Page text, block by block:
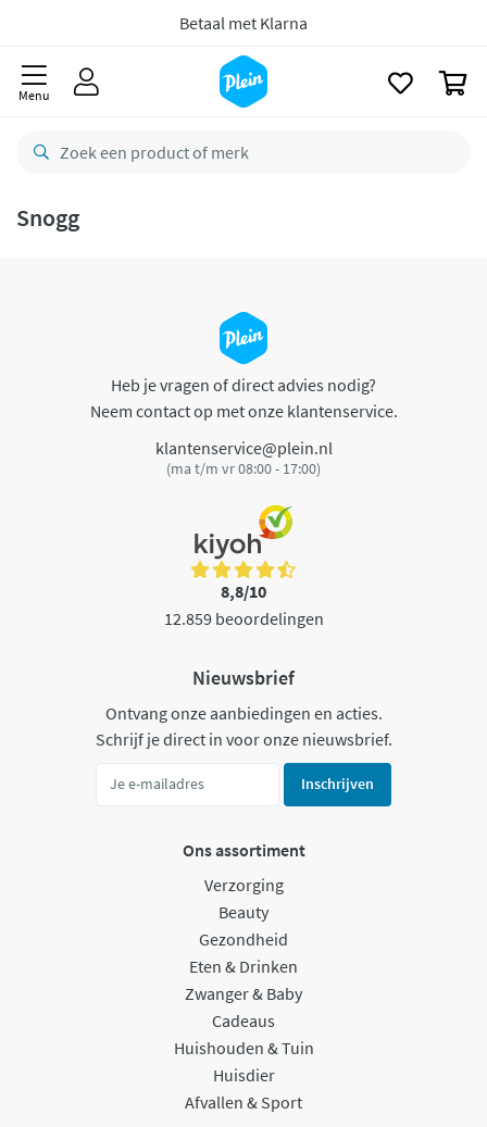
Betaal met Klarna
Menu
Snogg
Heb je vragen of direct advies nodig?
Neem contact op met onze klantenservice.
klantenservice@plein.nl
(ma t/m vr 08:00 - 17:00)
8,8/10
12.859 beoordelingen
Nieuwsbrief
Ontvang onze aanbiedingen en acties.
Schrijf je direct in voor onze nieuwsbrief.
Inschrijven
Ons assortiment
Verzorging
Beauty
Gezondheid
Eten & Drinken
Zwanger & Baby
Cadeaus
Huishouden & Tuin
Huisdier
Afvallen & Sport